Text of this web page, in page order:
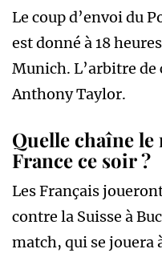
Le coup d’envoi du
est donné à 18
Munich. L’arbitre de
Anthony Taylor.
Quelle chaîne le
France ce soir ?
Les Français
contre la Suisse à
match, qui se jouera